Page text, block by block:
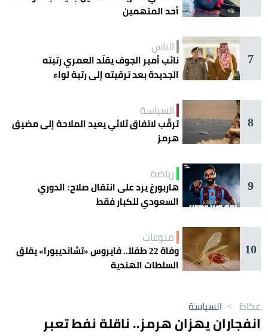
أحد المتهمين
7
الناس
نائب أمير الجوف يقلّد العمري رتبته
الجديدة بعد ترقيته إلى رتبة لواء
8
السياسة
ترقّب لاتفاق ثلاثي يعيد الملاحة إلى مضيق
هرمز
9
رياضة
هاربورغ يرد على انتقال صلاح: الدوري
السعودي للكبار فقط
10
منوعات
وفاة 22 طفلاً.. فايروس «تشانديبورا» يقلق
السلطات الهندية
عكاظ > السياسة
انفجاران يهزان هرمز.. ناقلة نفط تعبر